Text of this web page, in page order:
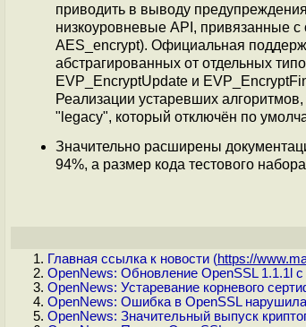
приводить в выводу
низкоуровневые API, привязанные
AES_encrypt). Официальная
абстрагированных от отдельных
EVP_EncryptUpdate и
Реализации устаревших
"legacy", который отключён по
Значительно расширены
94%, а размер кода тестового
Главная ссылка к новости (https://
OpenNews: Обновление OpenSSL 1.1.1l
OpenNews: Устаревание корневого
OpenNews: Ошибка в OpenSSL
OpenNews: Значительный выпуск